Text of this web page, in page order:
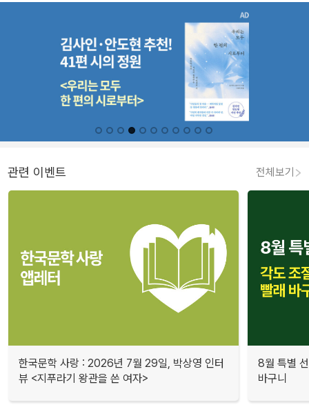
관련 이벤트 전체보기
한국문학 사랑 : 2026년 7월 29일, 박상영 인터
뷰 <지푸라기 왕관을 쓴 여자>
8월 특별
바구니